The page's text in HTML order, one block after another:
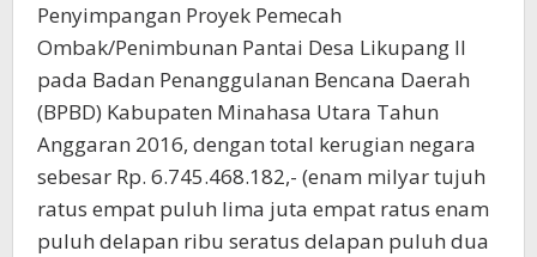
Penyimpangan Proyek Pemecah
Ombak/Penimbunan Pantai Desa Likupang II
pada Badan Penanggulanan Bencana Daerah
(BPBD) Kabupaten Minahasa Utara Tahun
Anggaran 2016, dengan total kerugian negara
sebesar Rp. 6.745.468.182,- (enam milyar tujuh
ratus empat puluh lima juta empat ratus enam
puluh delapan ribu seratus delapan puluh dua